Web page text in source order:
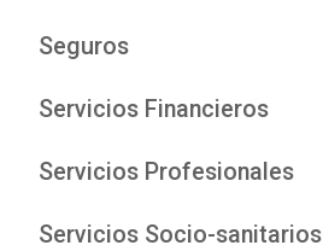
Seguros
Servicios Financieros
Servicios Profesionales
Servicios Socio-sanitarios